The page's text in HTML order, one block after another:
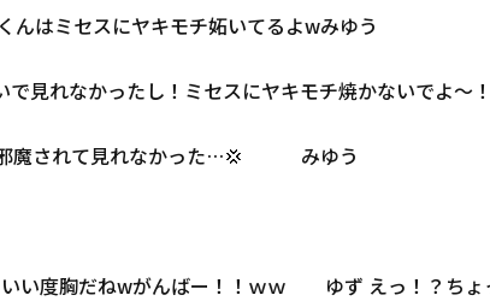
んはミセスにヤキモチ妬いてるよwみゆう
見れなかったし！ミセスにヤキモチ焼かないでよ～
邪魔されて見れなかった…💢 みゆう
い度胸だねwがんばー！！ｗｗ ゆず えっ！？ちょ